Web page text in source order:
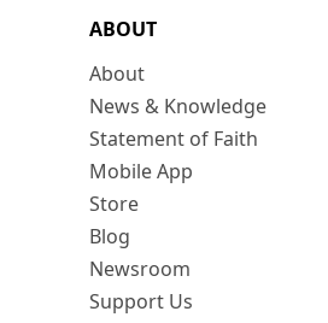
ABOUT
About
News & Knowledge
Statement of Faith
Mobile App
Store
Blog
Newsroom
Support Us